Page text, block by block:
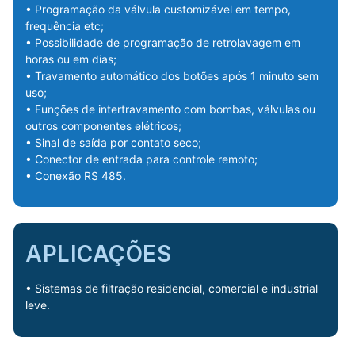
• Programação da válvula customizável em tempo,
frequência etc;
• Possibilidade de programação de retrolavagem em
horas ou em dias;
• Travamento automático dos botões após 1 minuto sem
uso;
• Funções de intertravamento com bombas, válvulas ou
outros componentes elétricos;
• Sinal de saída por contato seco;
• Conector de entrada para controle remoto;
• Conexão RS 485.
APLICAÇÕES
• Sistemas de filtração residencial, comercial e industrial
leve.